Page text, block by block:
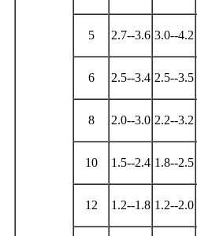
5 2.7--3.6 3.0--4.2
6 2.5--3.4 2.5--3.5
8 2.0--3.0 2.2--3.2
10 1.5--2.4 1.8--2.5
12 1.2--1.8 1.2--2.0